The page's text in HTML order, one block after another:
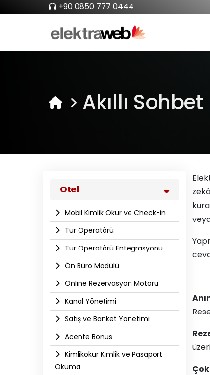
+90 0850 777 0444
Akıllı Sohbet
Otel
Mobil Kimlik Okur ve Check-in
Tur Operatörü
Tur Operatörü Entegrasyonu
Ön Büro Modülü
Online Rezervasyon Motoru
Kanal Yönetimi
Satış ve Banket Yönetimi
Acente Bonus
Kimlikokur Kimlik ve Pasaport
Okuma